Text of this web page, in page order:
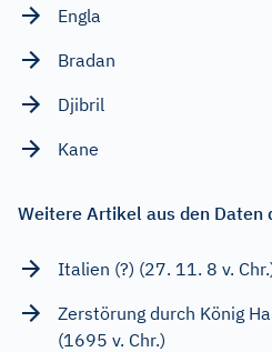
Engla
Bradan
Djibril
Kane
Weitere Artikel aus den Daten
Italien (?) (27. 11. 8 v.
Zerstörung durch König
(1695 v. Chr.)